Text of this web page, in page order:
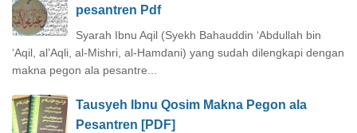
pesantren Pdf
Syarah Ibnu Aqil (Syekh Bahauddin ‘Abdullah bin
‘Aqil, al’Aqli, al-Mishri, al-Hamdani) yang sudah dilengkapi dengan
makna pegon ala pesantre...
Tausyeh Ibnu Qosim Makna Pegon ala
Pesantren [PDF]